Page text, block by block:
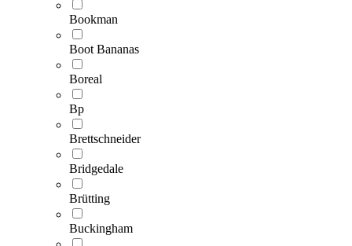
Bookman
Boot Bananas
Boreal
Bp
Brettschneider
Bridgedale
Brütting
Buckingham